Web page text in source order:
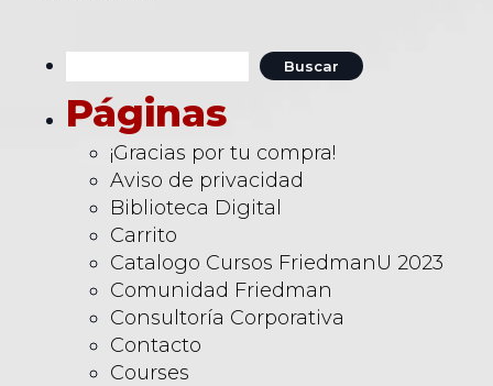
del cursoSeguir
pasos disciplinarios
cuya naturaleza se
vuelva cada vez
Páginas
¡Gracias por tu compra!
Aviso de privacidad
Biblioteca Digital
Carrito
Catalogo Cursos FriedmanU 2023
Comunidad Friedman
Consultoría Corporativa
Contacto
Courses